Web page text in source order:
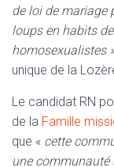
de loi de mariage
loups en habits
homosexualistes »
unique de la
Le candidat RN
de la Famille
que « cette
une communauté